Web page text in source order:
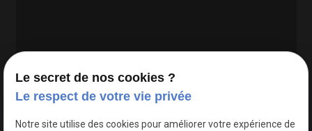
Google Maps Search API est désactivé.
Le secret de nos cookies ?
Le respect de votre vie privée
Notre site utilise des cookies pour améliorer votre expérience de